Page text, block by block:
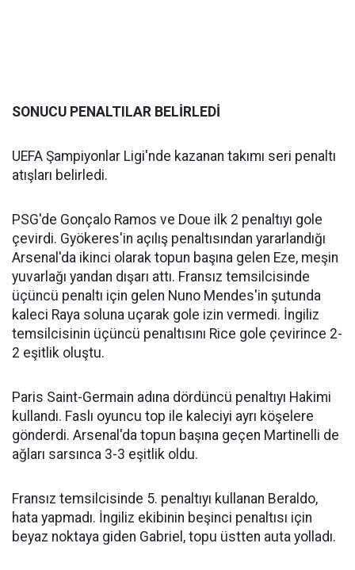
SONUCU PENALTILAR BELİRLEDİ
UEFA Şampiyonlar Ligi'nde kazanan takımı seri penaltı
atışları belirledi.
PSG'de Gonçalo Ramos ve Doue ilk 2 penaltıyı gole
çevirdi. Gyökeres'in açılış penaltısından yararlandığı
Arsenal'da ikinci olarak topun başına gelen Eze, meşin
yuvarlağı yandan dışarı attı. Fransız temsilcisinde
üçüncü penaltı için gelen Nuno Mendes'in şutunda
kaleci Raya soluna uçarak gole izin vermedi. İngiliz
temsilcisinin üçüncü penaltısını Rice gole çevirince 2-
2 eşitlik oluştu.
Paris Saint-Germain adına dördüncü penaltıyı Hakimi
kullandı. Faslı oyuncu top ile kaleciyi ayrı köşelere
gönderdi. Arsenal'da topun başına geçen Martinelli de
ağları sarsınca 3-3 eşitlik oldu.
Fransız temsilcisinde 5. penaltıyı kullanan Beraldo,
hata yapmadı. İngiliz ekibinin beşinci penaltısı için
beyaz noktaya giden Gabriel, topu üstten auta yolladı.